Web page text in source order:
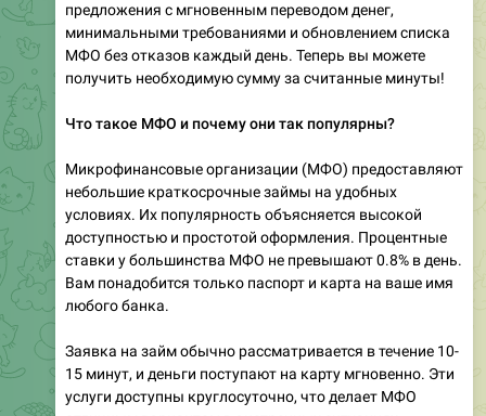
предложения с мгновенным переводом денег,
минимальными требованиями и обновлением списка
МФО без отказов каждый день. Теперь вы можете
получить необходимую сумму за считанные минуты!
Что такое МФО и почему они так популярны?
Микрофинансовые организации (МФО) предоставляют
небольшие краткосрочные займы на удобных
условиях. Их популярность объясняется высокой
доступностью и простотой оформления. Процентные
ставки у большинства МФО не превышают 0.8% в день.
Вам понадобится только паспорт и карта на ваше имя
любого банка.
Заявка на займ обычно рассматривается в течение 10-
15 минут, и деньги поступают на карту мгновенно. Эти
услуги доступны круглосуточно, что делает МФО